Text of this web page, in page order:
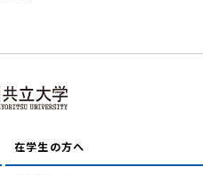
在学生の方へ